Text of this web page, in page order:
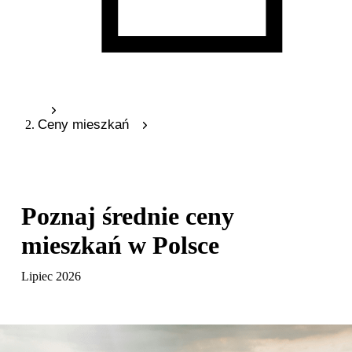
Ceny mieszkań
Poznaj średnie ceny
mieszkań w Polsce
Lipiec 2026